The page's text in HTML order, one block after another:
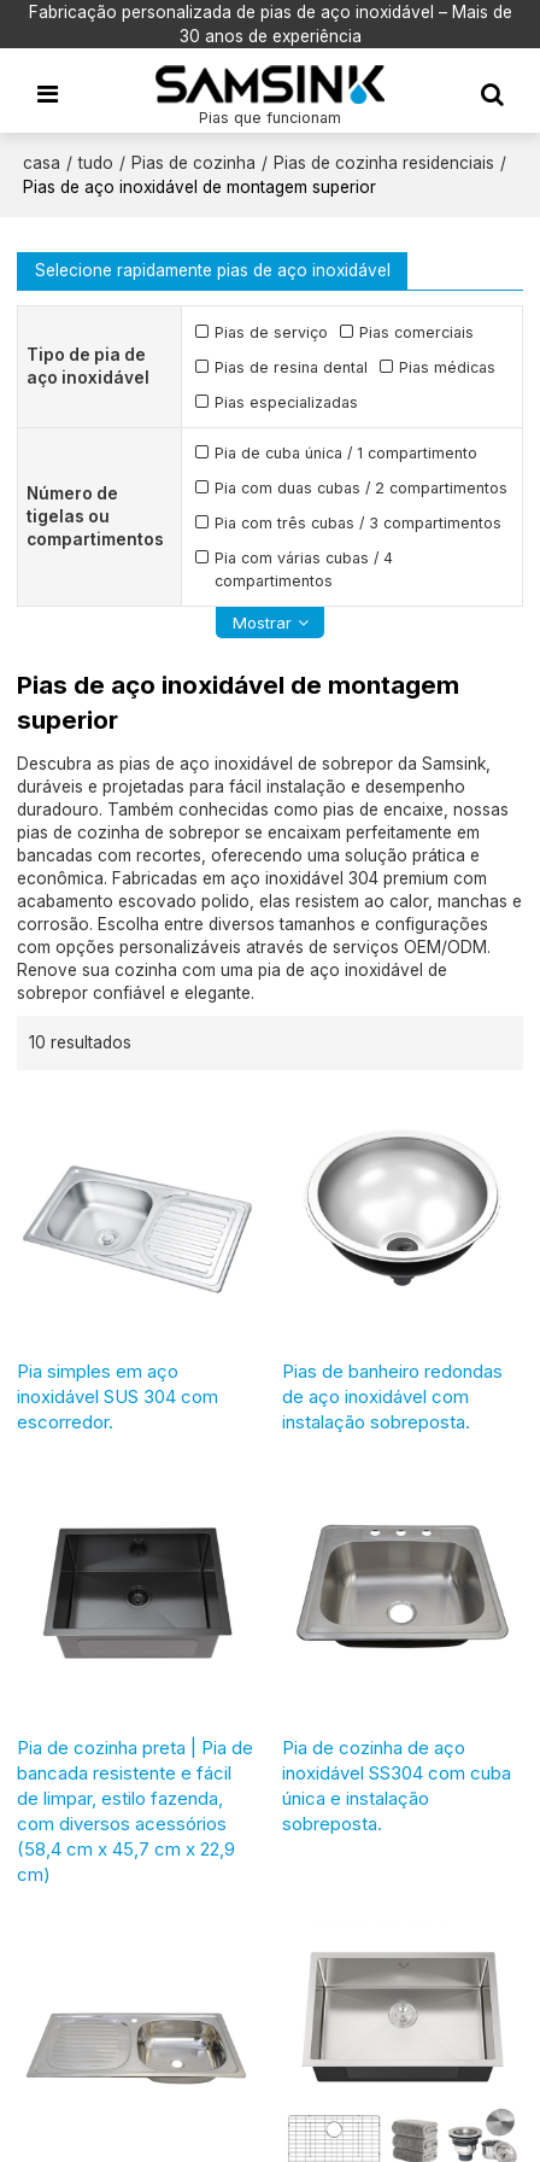
Fabricação personalizada de pias de aço inoxidável – Mais de
30 anos de experiência
Pias que funcionam
casa / tudo / Pias de cozinha / Pias de cozinha residenciais /
Pias de aço inoxidável de montagem superior
Selecione rapidamente pias de aço inoxidável
Tipo de pia de
aço inoxidável
Pias de serviço
Pias comerciais
Pias de resina dental
Pias médicas
Pias especializadas
Número de
tigelas ou
compartimentos
Pia de cuba única / 1 compartimento
Pia com duas cubas / 2 compartimentos
Pia com três cubas / 3 compartimentos
Pia com várias cubas / 4
compartimentos
Mostrar
Pias de aço inoxidável de montagem
superior
Descubra as pias de aço inoxidável de sobrepor da Samsink,
duráveis e projetadas para fácil instalação e desempenho
duradouro. Também conhecidas como pias de encaixe, nossas
pias de cozinha de sobrepor se encaixam perfeitamente em
bancadas com recortes, oferecendo uma solução prática e
econômica. Fabricadas em aço inoxidável 304 premium com
acabamento escovado polido, elas resistem ao calor, manchas e
corrosão. Escolha entre diversos tamanhos e configurações
com opções personalizáveis através de serviços OEM/ODM.
Renove sua cozinha com uma pia de aço inoxidável de
sobrepor confiável e elegante.
10 resultados
Pia simples em aço
inoxidável SUS 304 com
escorredor.
Pias de banheiro redondas
de aço inoxidável com
instalação sobreposta.
Pia de cozinha preta | Pia de
bancada resistente e fácil
de limpar, estilo fazenda,
com diversos acessórios
(58,4 cm x 45,7 cm x 22,9
cm)
Pia de cozinha de aço
inoxidável SS304 com cuba
única e instalação
sobreposta.